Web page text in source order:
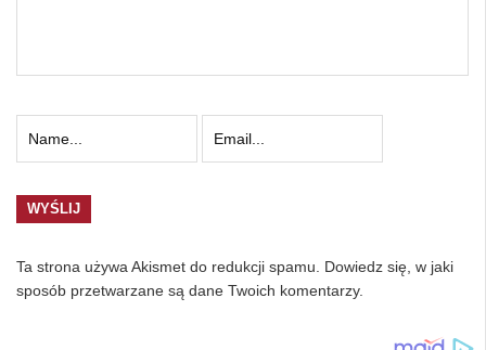
Ta strona używa Akismet do redukcji spamu. Dowiedz się, w jaki
sposób przetwarzane są dane Twoich komentarzy.